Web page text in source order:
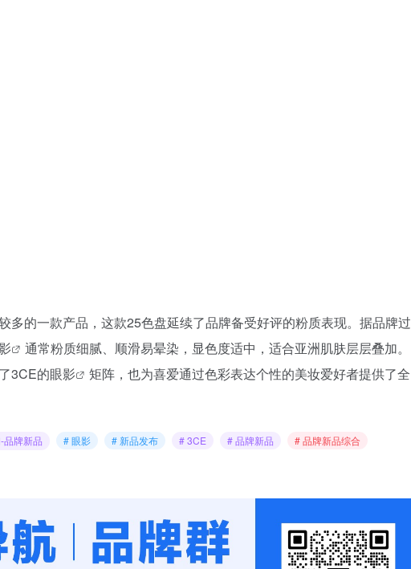
多的一款产品，这款25色盘延续了品牌备受好评的粉质表现。据品牌过
通常粉质细腻、顺滑易晕染，显色度适中，适合亚洲肌肤层层叠加。
3CE的眼影
矩阵，也为喜爱通过色彩表达个性的美妆爱好者提供了全
品牌新品 # 眼影 # 新品发布 # 3CE # 品牌新品
# 品牌新品综合